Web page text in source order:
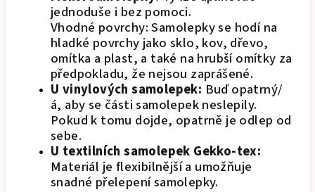
jednoduše i bez pomoci.
Vhodné povrchy: Samolepky se hodí na
hladké povrchy jako sklo, kov, dřevo,
omítka a plast, a také na hrubší omítky za
předpokladu, že nejsou zaprášené.
U vinylových samolepek: Buď opatrný/
á, aby se části samolepek neslepily.
Pokud k tomu dojde, opatrně je odlep od
sebe.
U textilních samolepek Gekko-tex:
Materiál je flexibilnější a umožňuje
snadné přelepení samolepky.